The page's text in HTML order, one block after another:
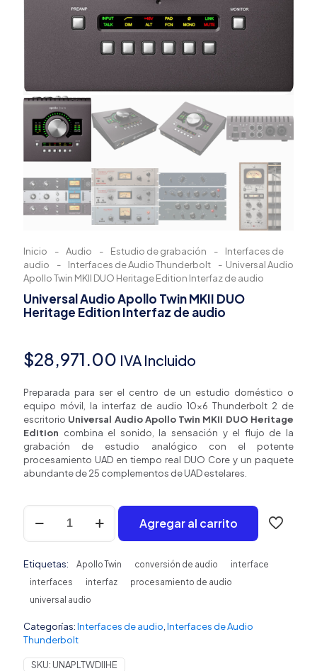
Inicio - Audio - Estudio de grabación -
Interfaces de
audio
- Interfaces de Audio Thunderbolt - Universal Audio
Apollo Twin MKII DUO Heritage Edition Interfaz de audio
Universal Audio Apollo Twin MKII DUO
Heritage Edition Interfaz de audio
$28,971.00 IVA Incluido
Preparada para ser el centro de un estudio doméstico o
equipo móvil, la interfaz de audio 10×6 Thunderbolt 2 de
escritorio Universal Audio Apollo Twin MKII DUO Heritage
Edition combina el sonido, la sensación y el flujo de la
grabación de estudio analógico con el potente
procesamiento UAD en tiempo real DUO Core y un paquete
abundante de 25 complementos de UAD estelares.
Universal
Audio
Apollo
MKII
DUO
Edition
de
audio
cantidad
Agregar al carrito
Etiquetas: Apollo Twin conversión de audio
interface
interfaces
interfaz
procesamiento de audio
universal audio
Categorías:Interfaces de audio Interfaces de Audio
Thunderbolt
SKU: UNAPLTWDIIHE